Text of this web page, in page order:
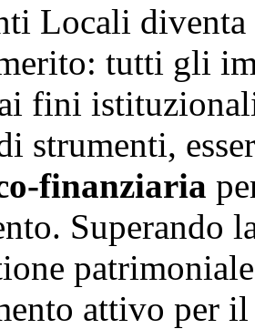
Locali
tutti gli
fini
strumenti,
finanziaria
Superando
attivo per